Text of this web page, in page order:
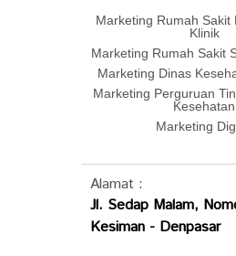
Marketing Rumah Sakit
Klinik
Marketing Rumah Sakit
Marketing Dinas
Marketing Perguruan
Kesehatan
Marketing
Alamat :
Jl. Sedap Malam,
Kesiman - Denpasar